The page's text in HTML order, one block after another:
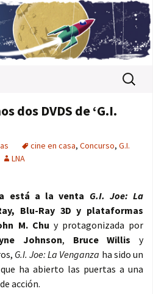
Buscar:
dos DVDS de ‘G.I.
cine en casa, Concurso, G.I.
LNA
está a la venta G.I. Joe: La
Blu-Ray 3D y plataformas
M. Chu y protagonizada por
Johnson, Bruce Willis y
G.I. Joe: La Venganza ha sido un
ha abierto las puertas a una
acción.